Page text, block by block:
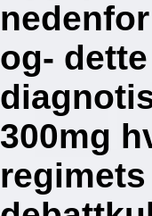
og-
300mg